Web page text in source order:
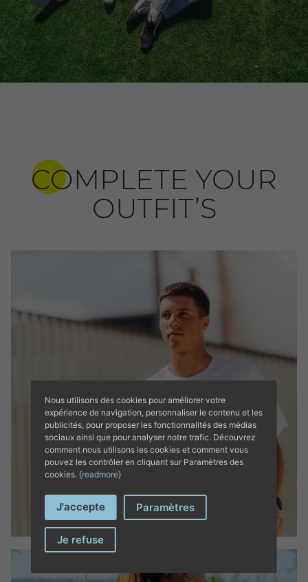
COMPLETE YOUR
OUTFIT’S
Nous utilisons des cookies pour améliorer votre
expérience de navigation, personnaliser le contenu et les
publicités, pour proposer les fonctionnalités des médias
sociaux ainsi que pour analyser notre trafic. Découvrez
comment nous utilisons les cookies et comment vous
pouvez les contrôler en cliquant sur Paramètres des
cookies. {readmore}
J'accepte Paramètres
Je refuse